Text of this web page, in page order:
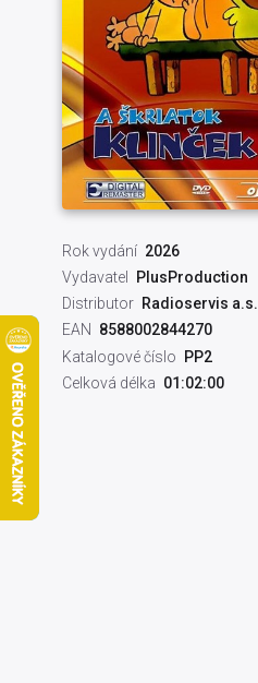
Rok vydání 2026
Vydavatel
PlusProduction
Distributor Radioservis a.s.
EAN
8588002844270
Katalogové číslo
PP2
Celková délka 01:02:00